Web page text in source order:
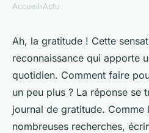
Quelles astuces
commencer un
gratitude ?
Laura•19 janvier 2024• 8 min de
Accueil›Actu
Ah, la gratitude ! Cette
reconnaissance qui apporte
quotidien. Comment faire
un peu plus ? La réponse se
journal de gratitude. Comme
nombreuses recherches,